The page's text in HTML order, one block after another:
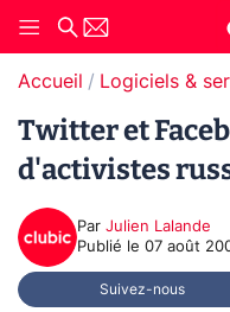
Accueil Logiciels &
Twitter et
d'activistes
Par Julien Lalande
Publié le 07 août
Suivez-nous